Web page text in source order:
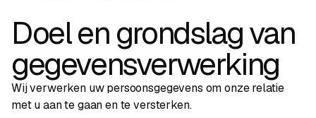
Doel en grondslag van
gegevensverwerking
Wij verwerken uw persoonsgegevens om onze relatie
met u aan te gaan en te versterken.